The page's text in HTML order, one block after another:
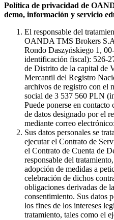
Política de privacidad de
demo, información y servicio
El responsable del
OANDA TMS Brokers
Rondo Daszyńskiego 1,
identificación fiscal): 526-
de Distrito de la capital de
Mercantil del Registro
archivos de registro con el
social de 3 537 560 PLN
Puede ponerse en contacto
de datos designado por el
mediante correo electrónico:
Sus datos personales se
ejecutar el Contrato de
el Contrato de Cuenta de
responsable del
adopción de medidas a
celebración de dichos
obligaciones derivadas de
consentimiento. Sus datos
los fines de los intereses
tratamiento, tales como el